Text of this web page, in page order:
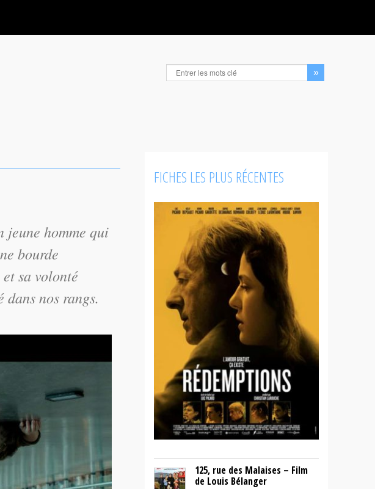
jeune homme qui
bourde
sa volonté
nos rangs.
FICHES LES PLUS RÉCENTES
125, rue des Malaises – Film
de Louis Bélanger